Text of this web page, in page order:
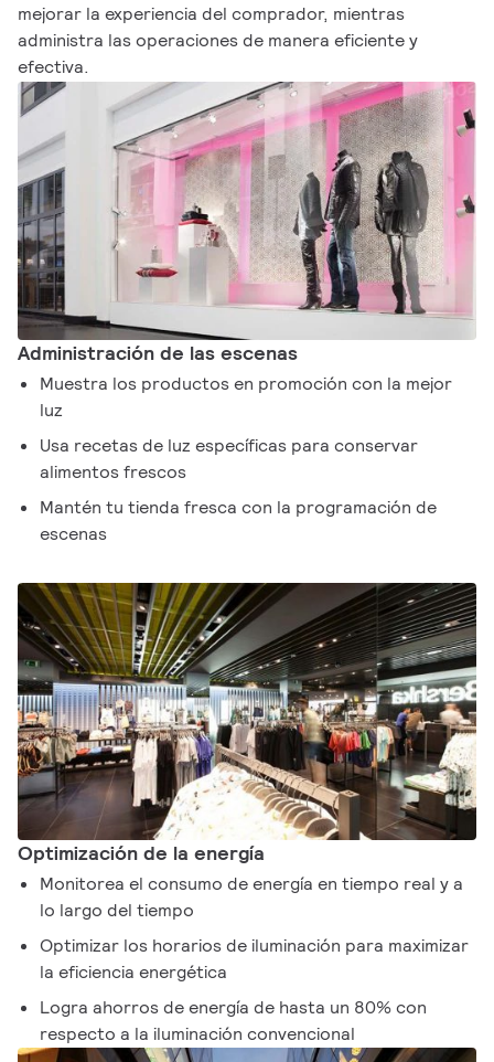
mejorar la experiencia del comprador, mientras
administra las operaciones de manera eficiente y
efectiva.
Administración de las escenas
Muestra los productos en promoción con la mejor
luz
Usa recetas de luz específicas para conservar
alimentos frescos
Mantén tu tienda fresca con la programación de
escenas
Optimización de la energía
Monitorea el consumo de energía en tiempo real y a
lo largo del tiempo
Optimizar los horarios de iluminación para maximizar
la eficiencia energética
Logra ahorros de energía de hasta un 80% con
respecto a la iluminación convencional